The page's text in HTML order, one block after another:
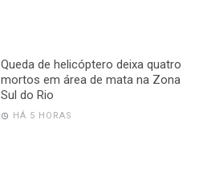
Queda de helicóptero deixa quatro
mortos em área de mata na Zona
Sul do Rio
HÁ 5 HORAS